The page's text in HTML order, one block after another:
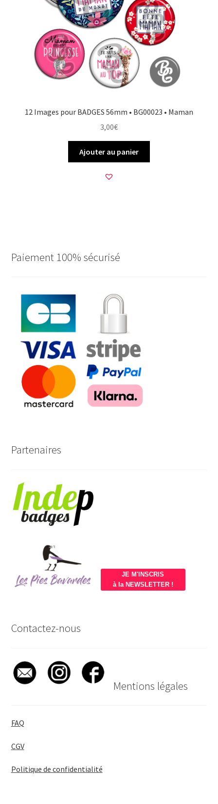
12 Images pour BADGES 56mm • BG00023 • Maman
3,00€
Ajouter au panier
Paiement 100% sécurisé
Partenaires
JE M'INSCRIS
à la NEWSLETTER !
Contactez-nous
Mentions légales
FAQ
CGV
Politique de confidentialité